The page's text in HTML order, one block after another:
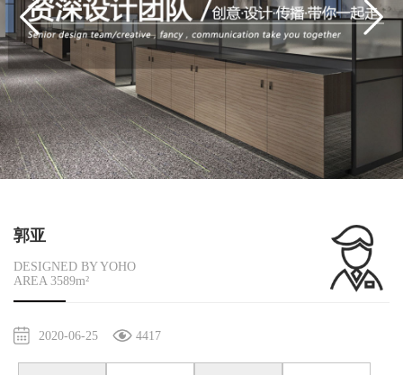
郭亚
DESIGNED BY YOHO
AREA 3589m²
2020-06-25 4417